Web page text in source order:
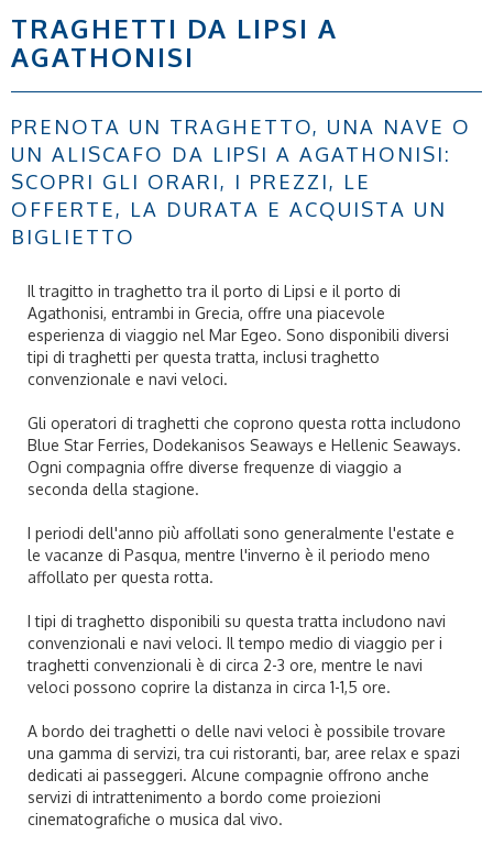
TRAGHETTI DA LIPSI A
AGATHONISI
PRENOTA UN TRAGHETTO, UNA NAVE O
UN ALISCAFO DA LIPSI A AGATHONISI:
SCOPRI GLI ORARI, I PREZZI, LE
OFFERTE, LA DURATA E ACQUISTA UN
BIGLIETTO
Il tragitto in traghetto tra il porto di Lipsi e il porto di
Agathonisi, entrambi in Grecia, offre una piacevole
esperienza di viaggio nel Mar Egeo. Sono disponibili diversi
tipi di traghetti per questa tratta, inclusi traghetto
convenzionale e navi veloci.
Gli operatori di traghetti che coprono questa rotta includono
Blue Star Ferries, Dodekanisos Seaways e Hellenic Seaways.
Ogni compagnia offre diverse frequenze di viaggio a
seconda della stagione.
I periodi dell'anno più affollati sono generalmente l'estate e
le vacanze di Pasqua, mentre l'inverno è il periodo meno
affollato per questa rotta.
I tipi di traghetto disponibili su questa tratta includono navi
convenzionali e navi veloci. Il tempo medio di viaggio per i
traghetti convenzionali è di circa 2-3 ore, mentre le navi
veloci possono coprire la distanza in circa 1-1,5 ore.
A bordo dei traghetti o delle navi veloci è possibile trovare
una gamma di servizi, tra cui ristoranti, bar, aree relax e spazi
dedicati ai passeggeri. Alcune compagnie offrono anche
servizi di intrattenimento a bordo come proiezioni
cinematografiche o musica dal vivo.